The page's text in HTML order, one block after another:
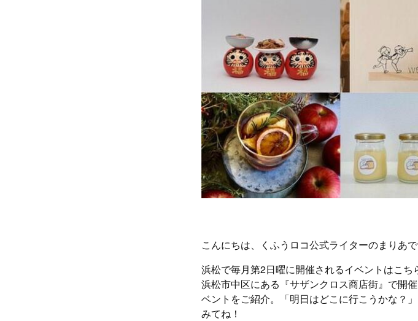
こんにちは、くふうロコ公式ライターのまりあで
浜松で毎月第2日曜に開催されるイベントはこち
浜松市中区にある『サザンクロス商店街』で開
ベントをご紹介。「明日はどこに行こうかな？
みてね！